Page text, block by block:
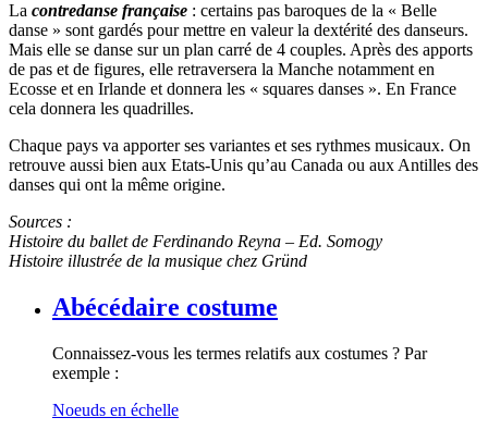
La contredanse française : certains pas baroques de la « Belle
danse » sont gardés pour mettre en valeur la dextérité des danseurs.
Mais elle se danse sur un plan carré de 4 couples. Après des apports
de pas et de figures, elle retraversera la Manche notamment en
Ecosse et en Irlande et donnera les « squares danses ». En France
cela donnera les quadrilles.
Chaque pays va apporter ses variantes et ses rythmes musicaux. On
retrouve aussi bien aux Etats-Unis qu’au Canada ou aux Antilles des
danses qui ont la même origine.
Sources :
Histoire du ballet de Ferdinando Reyna – Ed. Somogy
Histoire illustrée de la musique chez Gründ
Abécédaire costume
Connaissez-vous les termes relatifs aux costumes ? Par
exemple :
Noeuds en échelle